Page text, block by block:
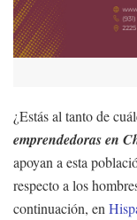
¿Estás al tanto de
emprendedoras en
apoyan a esta
respecto a los
continuación, en